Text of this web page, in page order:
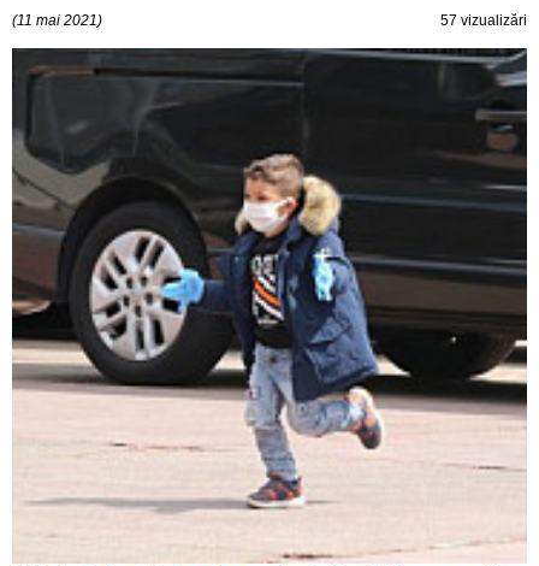
(11 mai 2021) 57 vizualizări